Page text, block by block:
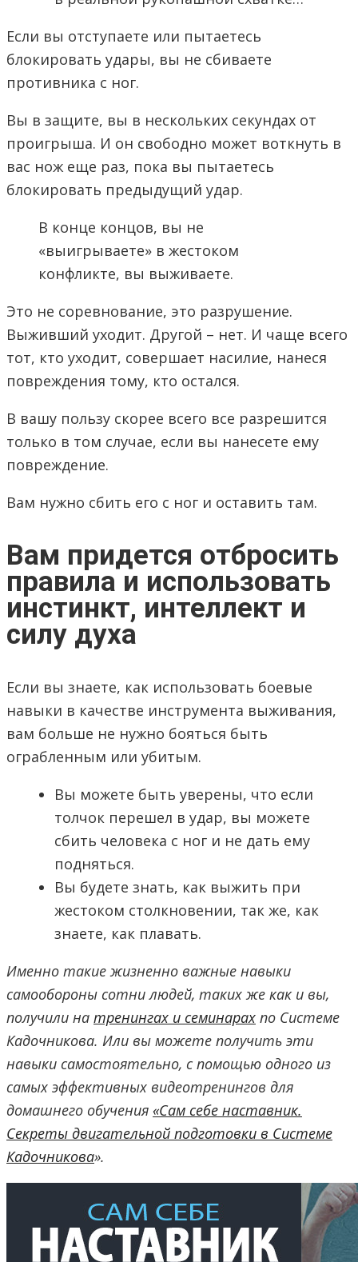
Если вы отступаете или пытаетесь
блокировать удары, вы не сбиваете
противника с ног.
Вы в защите, вы в нескольких секундах от
проигрыша. И он свободно может воткнуть в
вас нож еще раз, пока вы пытаетесь
блокировать предыдущий удар.
В конце концов, вы не
«выигрываете» в жестоком
конфликте, вы выживаете.
Это не соревнование, это разрушение.
Выживший уходит. Другой – нет. И чаще всего
тот, кто уходит, совершает насилие, нанеся
повреждения тому, кто остался.
В вашу пользу скорее всего все разрешится
только в том случае, если вы нанесете ему
повреждение.
Вам нужно сбить его с ног и оставить там.
Вам придется отбросить
правила и использовать
инстинкт, интеллект и
силу духа
Если вы знаете, как использовать боевые
навыки в качестве инструмента выживания,
вам больше не нужно бояться быть
ограбленным или убитым.
Вы можете быть уверены, что если
толчок перешел в удар, вы можете
сбить человека с ног и не дать ему
подняться.
Вы будете знать, как выжить при
жестоком столкновении, так же, как
знаете, как плавать.
Именно такие жизненно важные навыки
самообороны сотни людей, таких же как и вы,
получили на тренингах и семинарах по Системе
Кадочникова. Или вы можете получить эти
навыки самостоятельно, с помощью одного из
самых эффективных видеотренингов для
домашнего обучения «Сам себе наставник.
Секреты двигательной подготовки в Системе
Кадочникова».